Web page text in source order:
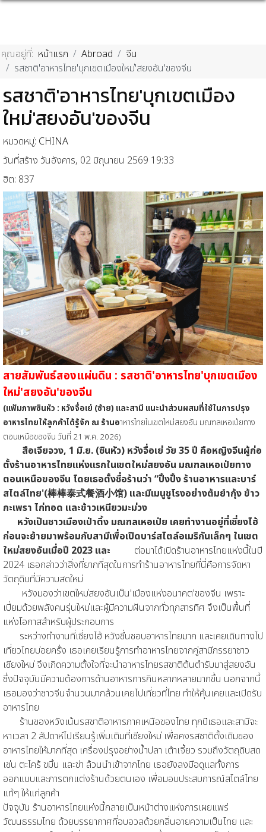
คุณอยู่ที่: หน้าแรก Abroad
จีน
รสชาติ'อาหารไทย'บุกเขตเมืองใหม่'สยงอัน'ของจีน
รสชาติ'อาหารไทย'บุกเขตเมือง
ใหม่'สยงอัน'ของจีน
หมวดหมู่: CHINA
วันที่สร้าง วันอังคาร, 02 มิถุนายน 2569 19:33
ฮิต: 837
สายสัมพันธ์สองแผ่นดิน : รสชาติ'อาหารไทย'บุกเขตเมือง
ใหม่'สยงอัน'ของจีน
(แฟ้มภาพซินหัว : หวังจื่อเย่ (ซ้าย) และสามี แนะนำส่วนผสมที่ใช้ในการปรุง
อาหารไทยให้ลูกค้าได้รู้จัก ณ ร้านอาหารไทยในเขตใหม่สยงอัน มณฑลเหอเป่ยทาง
ตอนเหนือของจีน วันที่ 21 พ.ค. 2026)
สือเจียจวง, 1 มิ.ย. (ซินหัว) หวังจื่อเย่ วัย 35 ปี คือหญิงจีนผู้ก่อ
ตั้งร้านอาหารไทยแห่งแรกในเขตใหม่สยงอัน มณฑลเหอเป่ยทาง
ตอนเหนือของจีน โดยเธอตั้งชื่อร้านว่า “ปั้งปั้ง ร้านอาหารและบาร์
สไตล์ไทย'(棒棒泰式餐酒小馆) และมีเมนูชูโรงอย่างต้มยำกุ้ง ข้าว
กะเพรา ไก่ทอด และข้าวเหนียวมะม่วง
หวังเป็นชาวเมืองเป่าติ้ง มณฑลเหอเป่ย เคยทำงานอยู่ที่เซี่ยงไฮ้
ก่อนจะย้ายมาพร้อมกับสามีเพื่อเปิดบาร์สไตล์อเมริกันเล็กๆ ในเขต
ใหม่สยงอันเมื่อปี 2023 และ
ต่อมาได้เปิดร้านอาหารไทยแห่งนี้ในปี
2024 เธอกล่าวว่าสิ่งที่ยากที่สุดในการทำร้านอาหารไทยที่นี่คือการจัดหา
วัตถุดิบที่มีความสดใหม่
หวังมองว่าเขตใหม่สยงอันเป็น'เมืองแห่งอนาคต'ของจีน เพราะ
เปี่ยมด้วยพลังคนรุ่นใหม่และผู้มีความฝันจากทั่วทุกสารทิศ จึงเป็นพื้นที่
แห่งโอกาสสำหรับผู้ประกอบการ
ระหว่างทำงานที่เซี่ยงไฮ้ หวังชื่นชอบอาหารไทยมาก และเคยเดินทางไป
เที่ยวไทยบ่อยครั้ง เธอเคยเรียนรู้การทำอาหารไทยจากคู่สามีภรรยาชาว
เชียงใหม่ จึงเกิดความตั้งใจที่จะนำอาหารไทยรสชาติต้นตำรับมาสู่สยงอัน
ซึ่งปัจจุบันมีความต้องการด้านอาหารการกินหลากหลายมากขึ้น นอกจากนี้
เธอมองว่าชาวจีนจำนวนมากล้วนเคยไปเที่ยวที่ไทย ทำให้คุ้นเคยและเปิดรับ
อาหารไทย
ร้านของหวังเน้นรสชาติอาหารภาคเหนือของไทย ทุกปีเธอและสามีจะ
หาเวลา 2 สัปดาห์ไปเรียนรู้เพิ่มเติมที่เชียงใหม่ เพื่อคงรสชาติดั้งเดิมของ
อาหารไทยให้มากที่สุด เครื่องปรุงอย่างน้ำปลา เต้าเจี้ยว รวมถึงวัตถุดิบสด
เช่น ตะไคร้ ขมิ้น และข่า ล้วนนำเข้าจากไทย เธอยังลงมือดูแลทั้งการ
ออกแบบและการตกแต่งร้านด้วยตนเอง เพื่อมอบประสบการณ์สไตล์ไทย
แท้ๆ ให้แก่ลูกค้า
ปัจจุบัน ร้านอาหารไทยแห่งนี้กลายเป็นหน้าต่างแห่งการเผยแพร่
วัฒนธรรมไทย ด้วยบรรยากาศที่อบอวลด้วยกลิ่นอายความเป็นไทย และ